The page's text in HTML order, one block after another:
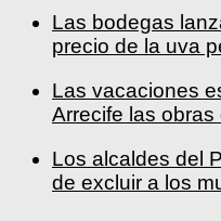
Las bodegas
precio de la uva
Las vacaciones
Arrecife las obras
Los alcaldes del
de excluir a los